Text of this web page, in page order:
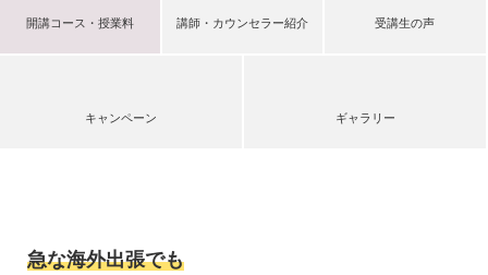
開講コース・授業料 講師・カウンセラー紹介 受講生の声
キャンペーン ギャラリー
急な海外出張でも